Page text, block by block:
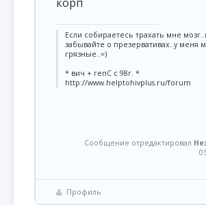
Если собираетесь трахать мне
забывайте о презервативах..у меня
грязные..=)
* вич + гепС с 98г. *
http://www.helptohivplus.ru/forum
Сообщение отредактировал
Профиль